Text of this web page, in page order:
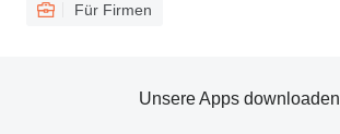
Für Firmen
Unsere Apps downloaden